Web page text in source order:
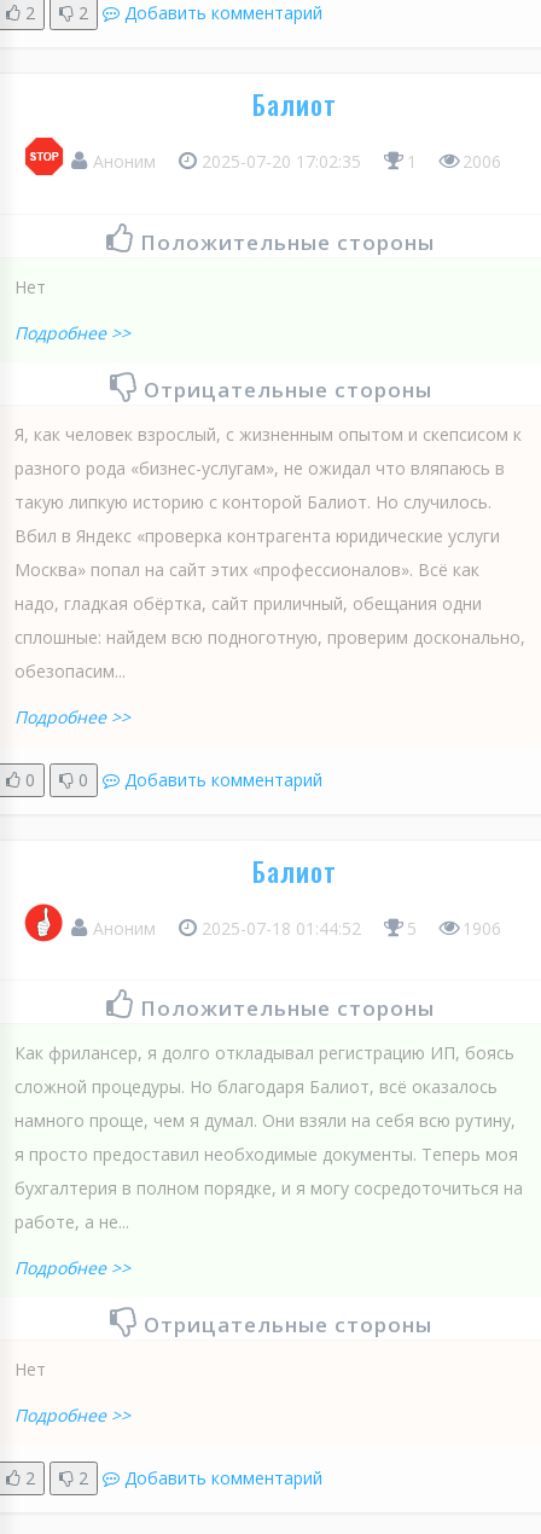
2 2 Добавить комментарий
Балиот
Аноним 2025-07-20 17:02:35 1 2006
Положительные стороны
Нет
Подробнее >>
Отрицательные стороны
Я, как человек взрослый, с жизненным опытом и скепсисом к
разного рода «бизнес-услугам», не ожидал что вляпаюсь в
такую липкую историю с конторой Балиот. Но случилось.
Вбил в Яндекс «проверка контрагента юридические услуги
Москва» попал на сайт этих «профессионалов». Всё как
надо, гладкая обёртка, сайт приличный, обещания одни
сплошные: найдем всю подноготную, проверим досконально,
обезопасим...
Подробнее >>
0 0 Добавить комментарий
Балиот
Аноним 2025-07-18 01:44:52 5 1906
Положительные стороны
Как фрилансер, я долго откладывал регистрацию ИП, боясь
сложной процедуры. Но благодаря Балиот, всё оказалось
намного проще, чем я думал. Они взяли на себя всю рутину,
я просто предоставил необходимые документы. Теперь моя
бухгалтерия в полном порядке, и я могу сосредоточиться на
работе, а не...
Подробнее >>
Отрицательные стороны
Нет
Подробнее >>
2 2 Добавить комментарий